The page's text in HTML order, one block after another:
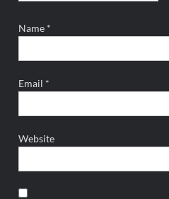
Name *
Email *
Website